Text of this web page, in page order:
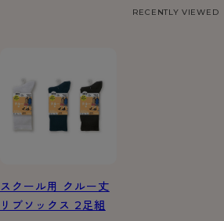
RECENTLY VIEWED
スクール用 クルー丈
リブソックス 2足組